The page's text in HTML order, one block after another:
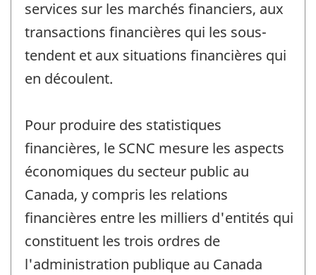
services sur les marchés financiers, aux
transactions financières qui les sous-
tendent et aux situations financières qui
en découlent.
Pour produire des statistiques
financières, le SCNC mesure les aspects
économiques du secteur public au
Canada, y compris les relations
financières entre les milliers d'entités qui
constituent les trois ordres de
l'administration publique au Canada